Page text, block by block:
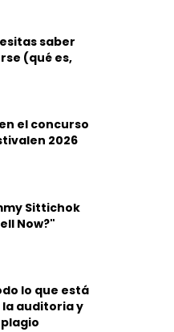
saber
(qué es,
el concurso
2026
Sittichok
Now?"
lo que está
auditoria y